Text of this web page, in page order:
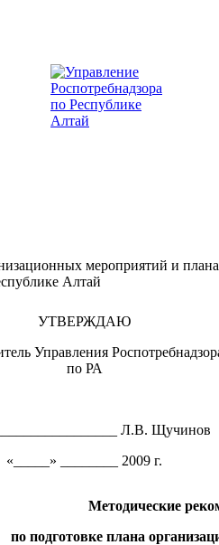
мероприятий и
Алтай
УТВЕРЖДАЮ
Управления
по РА
Л.В. Щучинов
«_____» ________ 2009 г.
Методические
по подготовке плана